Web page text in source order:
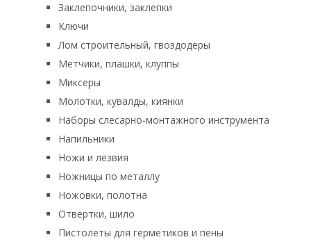
Заклепочники, заклепки
Ключи
Лом строительный, гвоздодеры
Метчики, плашки, клуппы
Миксеры
Молотки, кувалды, киянки
Наборы слесарно-монтажного инструмента
Напильники
Ножи и лезвия
Ножницы по металлу
Ножовки, полотна
Отвертки, шило
Пистолеты для герметиков и пены